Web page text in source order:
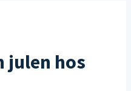
julen hos